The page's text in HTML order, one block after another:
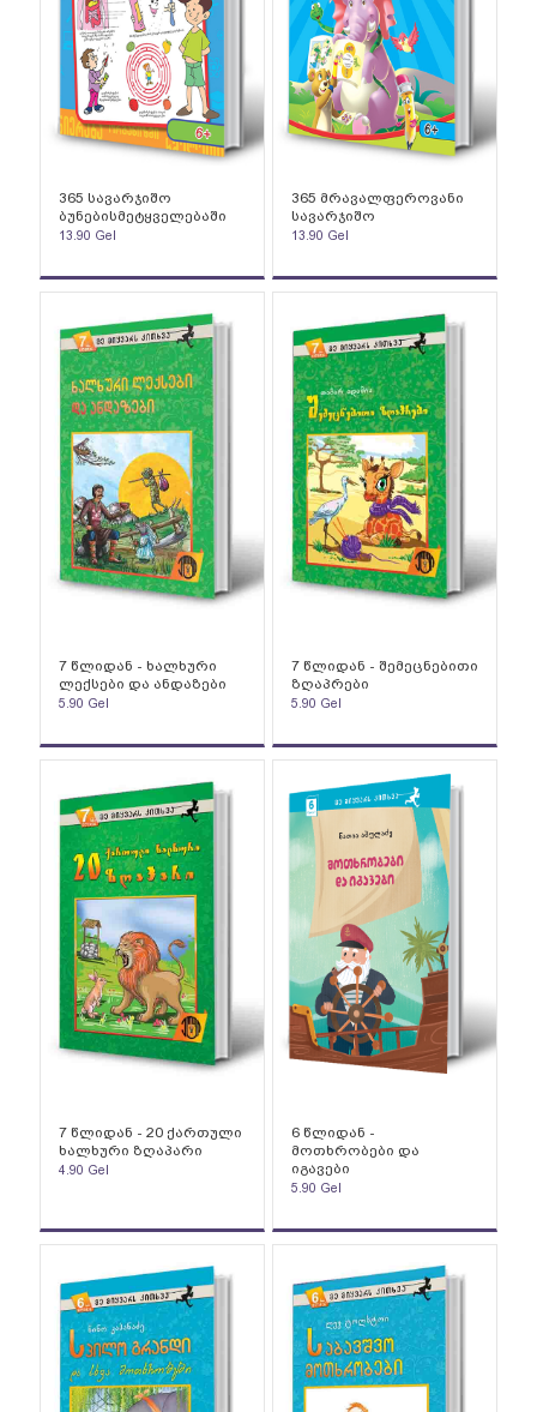
365 სავარჯიშო
ბუნებისმეტყველებაში
13.90 Gel
365 მრავალფეროვანი
სავარჯიშო
13.90 Gel
7 წლიდან - ხალხური
ლექსები და ანდაზები
5.90 Gel
7 წლიდან - შემეცნებითი
ზღაპრები
5.90 Gel
7 წლიდან - 20 ქართული
ხალხური ზღაპარი
4.90 Gel
6 წლიდან -
მოთხრობები და
იგავები
5.90 Gel